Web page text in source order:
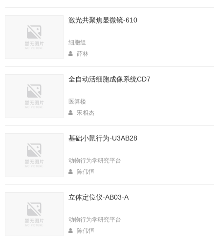
激光共聚焦显微镜-610
细胞组
薛林
全自动活细胞成像系统CD7
医算楼
宋相杰
基础小鼠行为-U3AB28
动物行为学研究平台
陈伟恒
立体定位仪-AB03-A
动物行为学研究平台
陈伟恒